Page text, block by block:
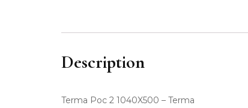
Description
Terma Poc 2 1040X500 – Terma